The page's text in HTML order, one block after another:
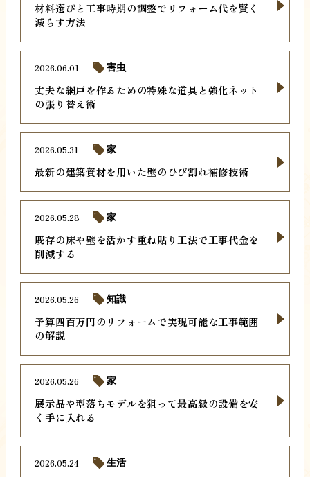
材料選びと工事時期の調整でリフォーム代を賢く
減らす方法
丈夫な網戸を作るための特殊な道具と強化ネット
の張り替え術
2026.06.01 害虫
最新の建築資材を用いた壁のひび割れ補修技術
2026.05.31 家
既存の床や壁を活かす重ね貼り工法で工事代金を
削減する
2026.05.28 家
予算四百万円のリフォームで実現可能な工事範囲
の解説
2026.05.26 知識
展示品や型落ちモデルを狙って最高級の設備を安
く手に入れる
2026.05.26 家
2026.05.24 生活